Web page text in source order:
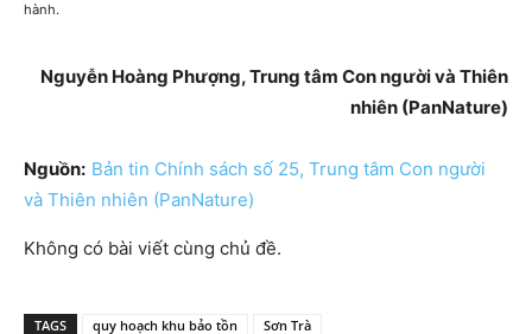
hành.
Nguyễn Hoàng Phượng, Trung tâm Con người và Thiên
nhiên (PanNature)
Nguồn: Bản tin Chính sách số 25, Trung tâm Con người
và Thiên nhiên (PanNature)
Không có bài viết cùng chủ đề.
TAGS quy hoạch khu bảo tồn Sơn Trà